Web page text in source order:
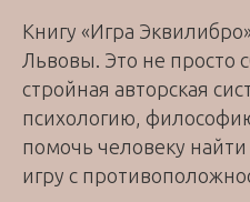
Книгу «Игра
Львовы. Это не просто
стройная авторская
психологию,
помочь человеку найти
игру с